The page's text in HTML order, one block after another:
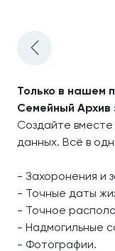
Только в нашем
Семейный Архив
Создайте вместе
данных. Всё в
- Захоронения и
- Точные даты
- Точное
- Надмогильные
- Фотографии.